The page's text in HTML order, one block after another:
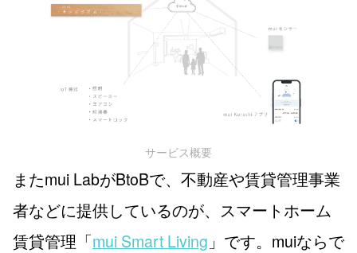
サービス概要
またmui LabがBtoBで、不動産や賃貸管理事業
者などに提供しているのが、スマートホーム
賃貸管理「mui Smart Living 」です。muiならで